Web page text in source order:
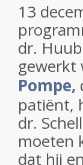
13
dr.
gewerkt
Pompe,
patiënt,
dr.
moeten
dat hij